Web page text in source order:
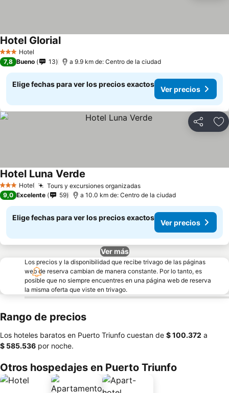
3 Estrellas
Hotel
Hotel Glorial
7,8 Bueno 13 a 9.9 km de: Centro de la ciudad
Elige fechas para ver los precios exactos
Ver precios
Compartir
3 Estrellas
Hotel Tours y excursiones organizadas
Hotel Luna Verde
9,0 Excelente 59 a 10.0 km de: Centro de la ciudad
Elige fechas para ver los precios exactos
Ver precios
Ver más
Los precios y la disponibilidad que recibe trivago de las páginas
web de reserva cambian de manera constante. Por lo tanto, es
posible que no siempre encuentres en una página web de reserva
la misma oferta que viste en trivago.
Rango de precios
Los hoteles baratos en Puerto Triunfo cuestan de ‎$ 100.372 a
‎$ 585.536 por noche.
Otros hospedajes en Puerto Triunfo